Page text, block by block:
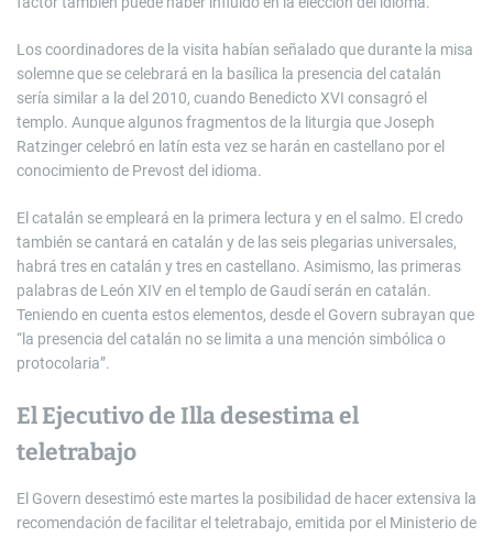
Los coordinadores de la visita habían señalado que durante la misa
solemne que se celebrará en la basílica la presencia del catalán
sería similar a la del 2010, cuando Benedicto XVI consagró el
templo. Aunque algunos fragmentos de la liturgia que Joseph
Ratzinger celebró en latín esta vez se harán en castellano por el
conocimiento de Prevost del idioma.
El catalán se empleará en la primera lectura y en el salmo. El credo
también se cantará en catalán y de las seis plegarias universales,
habrá tres en catalán y tres en castellano. Asimismo, las primeras
palabras de León XIV en el templo de Gaudí serán en catalán.
Teniendo en cuenta estos elementos, desde el Govern subrayan que
“la presencia del catalán no se limita a una mención simbólica o
protocolaria”.
El Ejecutivo de Illa desestima el
teletrabajo
El Govern desestimó este martes la posibilidad de hacer extensiva la
recomendación de facilitar el teletrabajo, emitida por el Ministerio de